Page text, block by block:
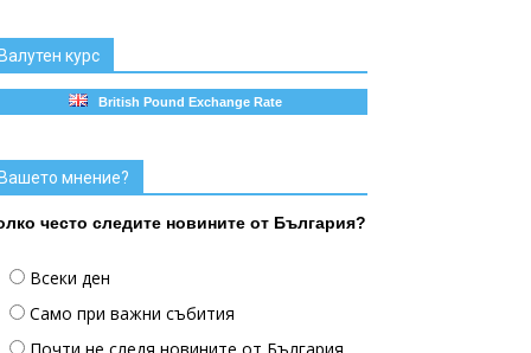
курс
British Pound Exchange Rate
мнение?
често следите новините от България?
Всеки ден
Само при важни събития